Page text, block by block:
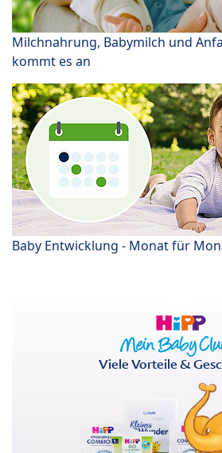
Milchnahrung, Babymilch und
kommt es an
Baby Entwicklung - Monat für
Viele Vorteile &